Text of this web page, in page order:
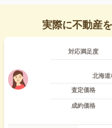
実際に不動産
対応満足度
北海道
査定価格
成約価格